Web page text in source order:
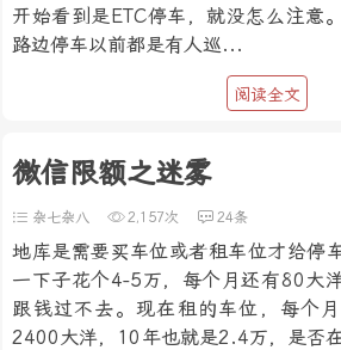
开始看到是ETC停车，就没怎么注意
路边停车以前都是有人巡...
阅读全文
微信限额之迷雾
杂七杂八 2,157次 24条
地库是需要买车位或者租车位才给停
一下子花个4-5万，每个月还有80大
跟钱过不去。现在租的车位，每个
2400大洋，10年也就是2.4万，是否